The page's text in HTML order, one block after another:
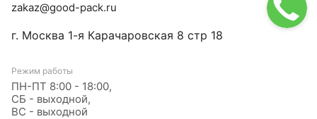
zakaz@good-pack.ru
г. Москва 1-я Карачаровская 8 стр 18
Режим работы
ПН-ПТ 8:00 - 18:00,
СБ - выходной,
ВС - выходной